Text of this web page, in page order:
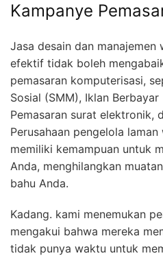
Kampanye
Jasa desain dan
efektif tidak boleh
pemasaran komputerisasi,
Sosial (SMM), Iklan Berbayar
Pemasaran surat elektronik,
Perusahaan pengelola
memiliki kemampuan untuk
Anda, menghilangkan
bahu Anda.
Kadang. kami menemukan
mengakui bahwa mereka
tidak punya waktu untuk